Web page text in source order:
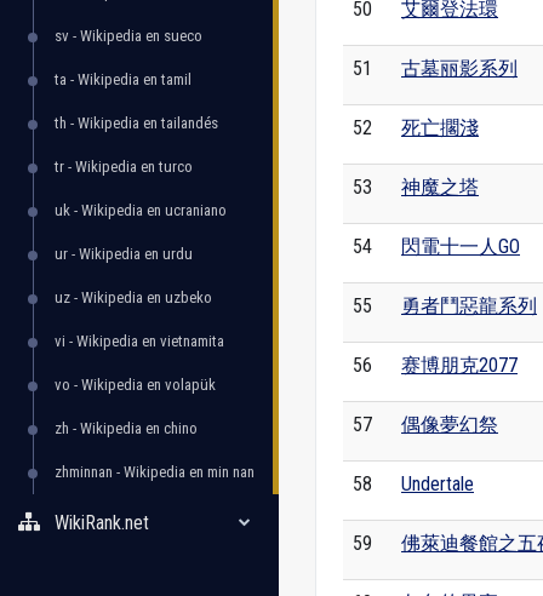
sv - Wikipedia en sueco
ta - Wikipedia en tamil
th - Wikipedia en tailandés
tr - Wikipedia en turco
uk - Wikipedia en ucraniano
ur - Wikipedia en urdu
uz - Wikipedia en uzbeko
vi - Wikipedia en vietnamita
vo - Wikipedia en volapük
zh - Wikipedia en chino
zhminnan - Wikipedia en min nan
WikiRank.net
50 艾爾登法環
51 古墓丽影系列
52 死亡擱淺
53 神魔之塔
54 閃電十一人GO
55 勇者鬥惡龍系列
56 赛博朋克2077
57 偶像夢幻祭
58 Undertale
59 佛萊迪餐館之五